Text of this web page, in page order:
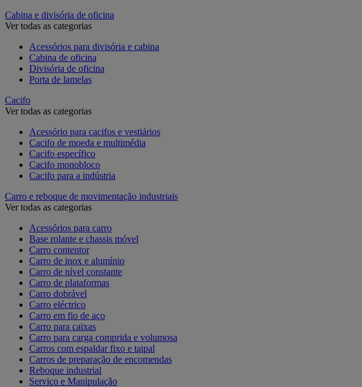
Cabina e divisória de oficina
Ver todas as categorias
Acessórios para divisória e cabina
Cabina de oficina
Divisória de oficina
Porta de lamelas
Cacifo
Ver todas as categorias
Acessório para cacifos e vestiários
Cacifo de moeda e multimédia
Cacifo específico
Cacifo monobloco
Cacifo para a indústria
Carro e reboque de movimentação industriais
Ver todas as categorias
Acessórios para carro
Base rolante e chassis móvel
Carro contentor
Carro de inox e alumínio
Carro de nível constante
Carro de plataformas
Carro dobrável
Carro eléctrico
Carro em fio de aço
Carro para caixas
Carro para carga comprida e volumosa
Carros com espaldar fixo e taipal
Carros de preparação de encomendas
Reboque industrial
Serviço e Manipulação